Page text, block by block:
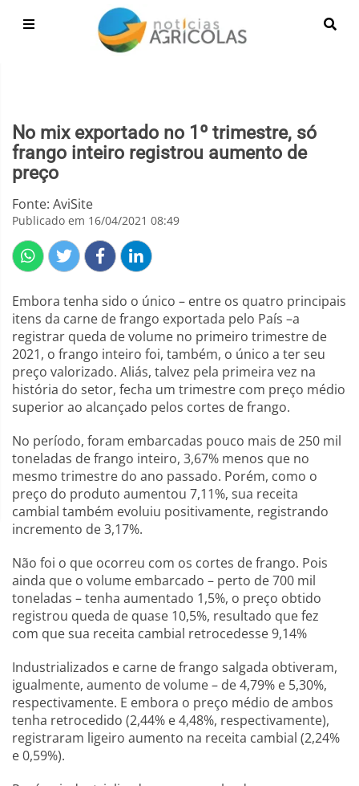
No mix exportado no 1º trimestre, só
frango inteiro registrou aumento de
preço
Fonte: AviSite
Publicado em 16/04/2021 08:49
Embora tenha sido o único – entre os quatro principais
itens da carne de frango exportada pelo País –a
registrar queda de volume no primeiro trimestre de
2021, o frango inteiro foi, também, o único a ter seu
preço valorizado. Aliás, talvez pela primeira vez na
história do setor, fecha um trimestre com preço médio
superior ao alcançado pelos cortes de frango.
No período, foram embarcadas pouco mais de 250 mil
toneladas de frango inteiro, 3,67% menos que no
mesmo trimestre do ano passado. Porém, como o
preço do produto aumentou 7,11%, sua receita
cambial também evoluiu positivamente, registrando
incremento de 3,17%.
Não foi o que ocorreu com os cortes de frango. Pois
ainda que o volume embarcado – perto de 700 mil
toneladas – tenha aumentado 1,5%, o preço obtido
registrou queda de quase 10,5%, resultado que fez
com que sua receita cambial retrocedesse 9,14%
Industrializados e carne de frango salgada obtiveram,
igualmente, aumento de volume – de 4,79% e 5,30%,
respectivamente. E embora o preço médio de ambos
tenha retrocedido (2,44% e 4,48%, respectivamente),
registraram ligeiro aumento na receita cambial (2,24%
e 0,59%).